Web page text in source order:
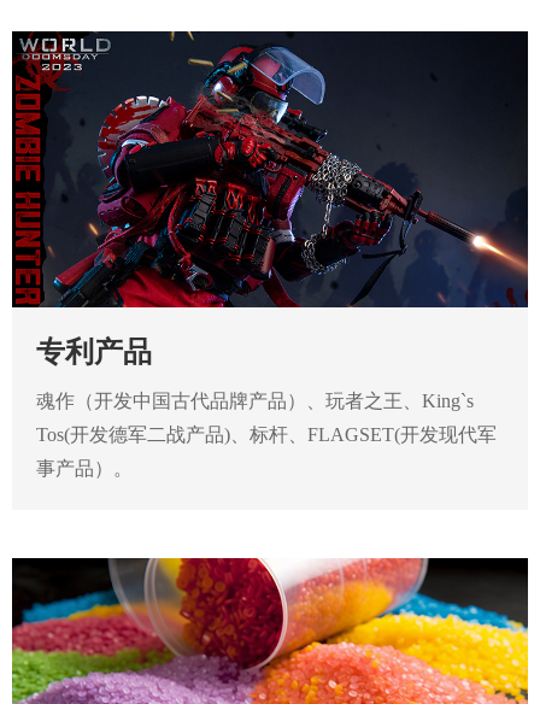
专利产品
魂作（开发中国古代品牌产品）、玩者之王、King`s
Tos(开发德军二战产品)、标杆、FLAGSET(开发现代军
事产品）。